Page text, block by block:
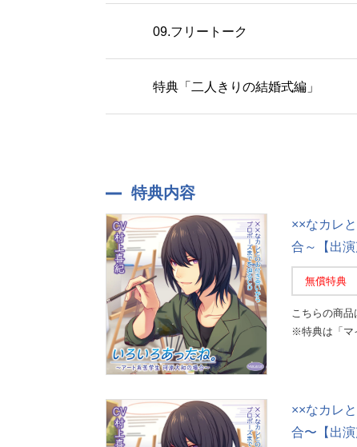
09.フリートーク
特典「二人きりの結婚式編」
特典内容
××なカレ
合～【出
無償特典
こちらの商品
※特典は「マ
××なカレ
合〜【出